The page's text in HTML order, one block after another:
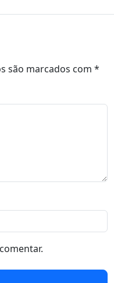
são marcados com *